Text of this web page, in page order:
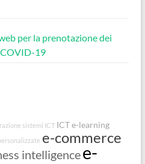
per la prenotazione dei
19
sistemi ICT ICTe-learning
e-commerce
intelligencee-